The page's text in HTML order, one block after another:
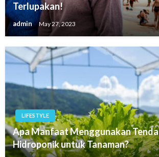
Terlupakan!
admin May 27, 2023
LIFESTYLE
Apa Manfaat Menggunakan Tenda
Hidroponik untuk Tanaman?